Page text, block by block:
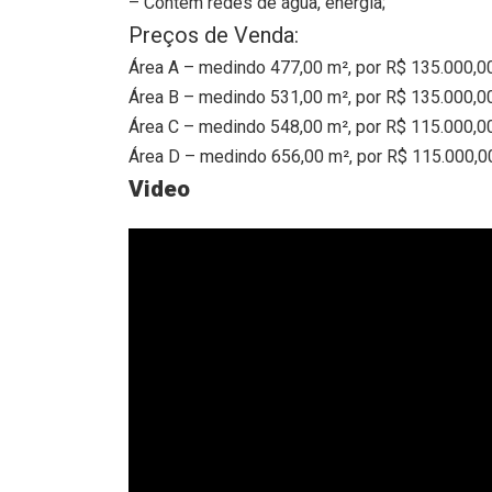
Preços de Venda:
Área A – medindo 477,00 m², por R$
Área B – medindo 531,00 m², por R$
Área C – medindo 548,00 m², por R$
Área D – medindo 656,00 m², por R$
Video